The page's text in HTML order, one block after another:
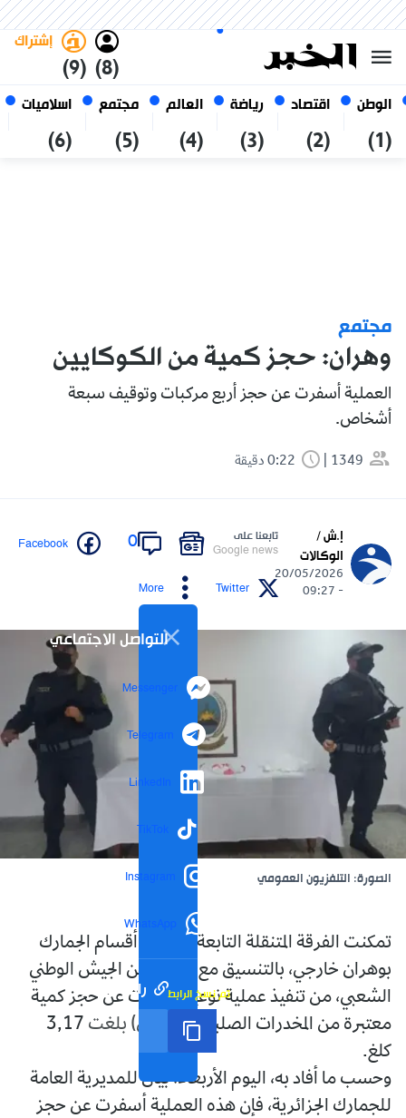
الوطن
(1)
اقتصاد
(2)
رياضة
(3)
العالم
(4)
مجتمع
(5)
اسلاميات
(6)
(8)
إشتراك
(9)
06 أغسطس 2026
الجزائر
مجتمع
وهران: حجز كمية من الكوكايين
العملية أسفرت عن حجز أربع مركبات وتوقيف سبعة
أشخاص.
1349
إ.ش /
الوكالات
20/05/2026
- 09:27
تابعنا على
Google news
0
Facebook
Twitter
More
التواصل الاجتماعي
Messenger
Telegram
LinkedIn
TikTok
Instagram
WhatsApp
رابط مختصر تم نسخ الرابط
الصورة: التلفزيون العمومي
تمكنت الفرقة المتنقلة التابعة لمفتشية أقسام الجمارك
بوهران خارجي، بالتنسيق مع مفرزة من الجيش الوطني
الشعبي، من تنفيذ عملية نوعية أسفرت عن حجز كمية
معتبرة من المخدرات الصلبة (الكوكايين) بلغت 3,17
كلغ.
وحسب ما أفاد به، اليوم الأربعاء، بيان للمديرية العامة
للجمارك الجزائرية، فإن هذه العملية أسفرت عن حجز